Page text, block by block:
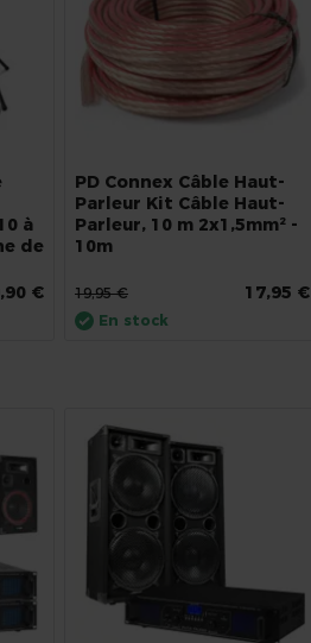
à
de
€
PD Connex Câble Haut-
Parleur Kit Câble Haut-
Parleur, 10 m 2x1,5mm² -
10m
17,95 €
19,95 €
En stock